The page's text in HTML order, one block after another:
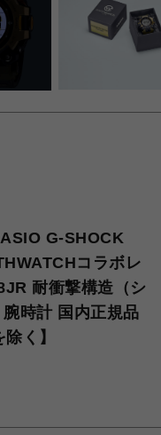
G-SHOCK
コラボレ
耐衝撃構造（シ
時計 国内正規品
く】